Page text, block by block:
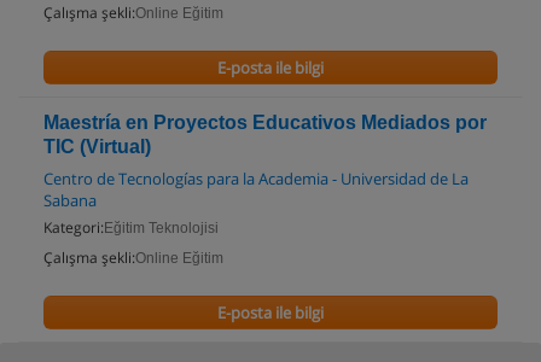
Çalışma şekli:Online Eğitim
E-posta ile bilgi
Maestría en Proyectos Educativos Mediados por
TIC (Virtual)
Centro de Tecnologías para la Academia - Universidad de La
Sabana
Kategori: Eğitim Teknolojisi
Çalışma şekli:Online Eğitim
E-posta ile bilgi